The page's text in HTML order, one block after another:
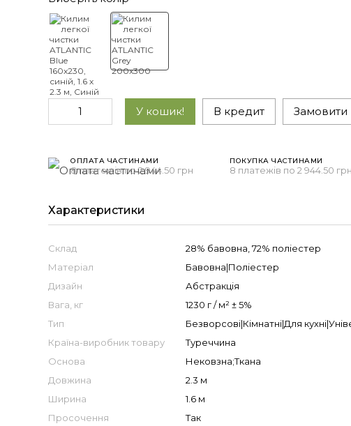
У кошик! В кредит
ОПЛАТА ЧАСТИНАМИ
8 платежів по 2 944.50 грн
ПОКУПКА ЧАСТИНАМИ
8 платежів по 2 944.50 грн
Характеристики
Склад
28% бавовна, 72% поліестер
Матеріал
Бавовна|Поліестер
Дизайн
Абстракція
Вага, кг
1230 г / м² ± 5%
Тип
Безворсові|Кімнатні|Для
Країна-виробник товару
Туреччина
Основа
Нековзна;Ткана
Довжина
2.3 м
Ширина
1.6 м
Просочення
Так